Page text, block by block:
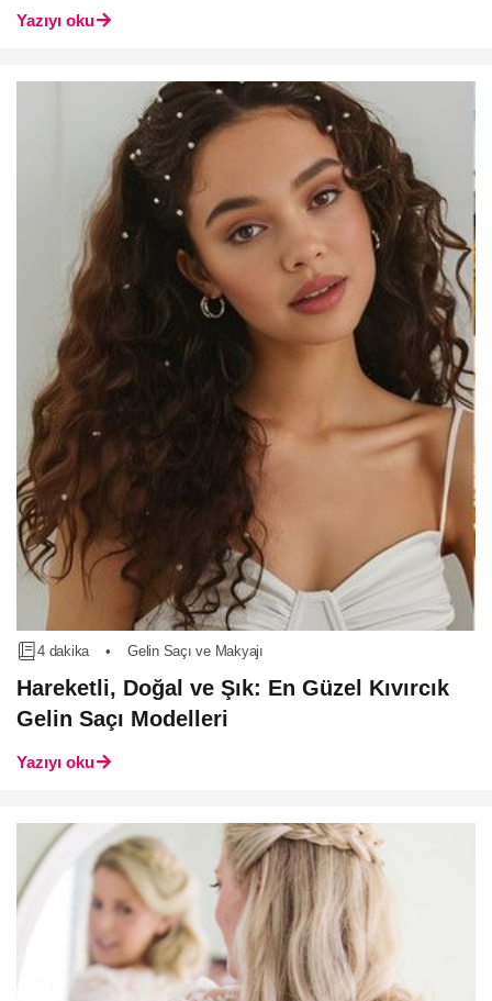
Yazıyı oku
4 dakika • Gelin Saçı ve Makyajı
Hareketli, Doğal ve Şık: En Güzel Kıvırcık
Gelin Saçı Modelleri
Yazıyı oku